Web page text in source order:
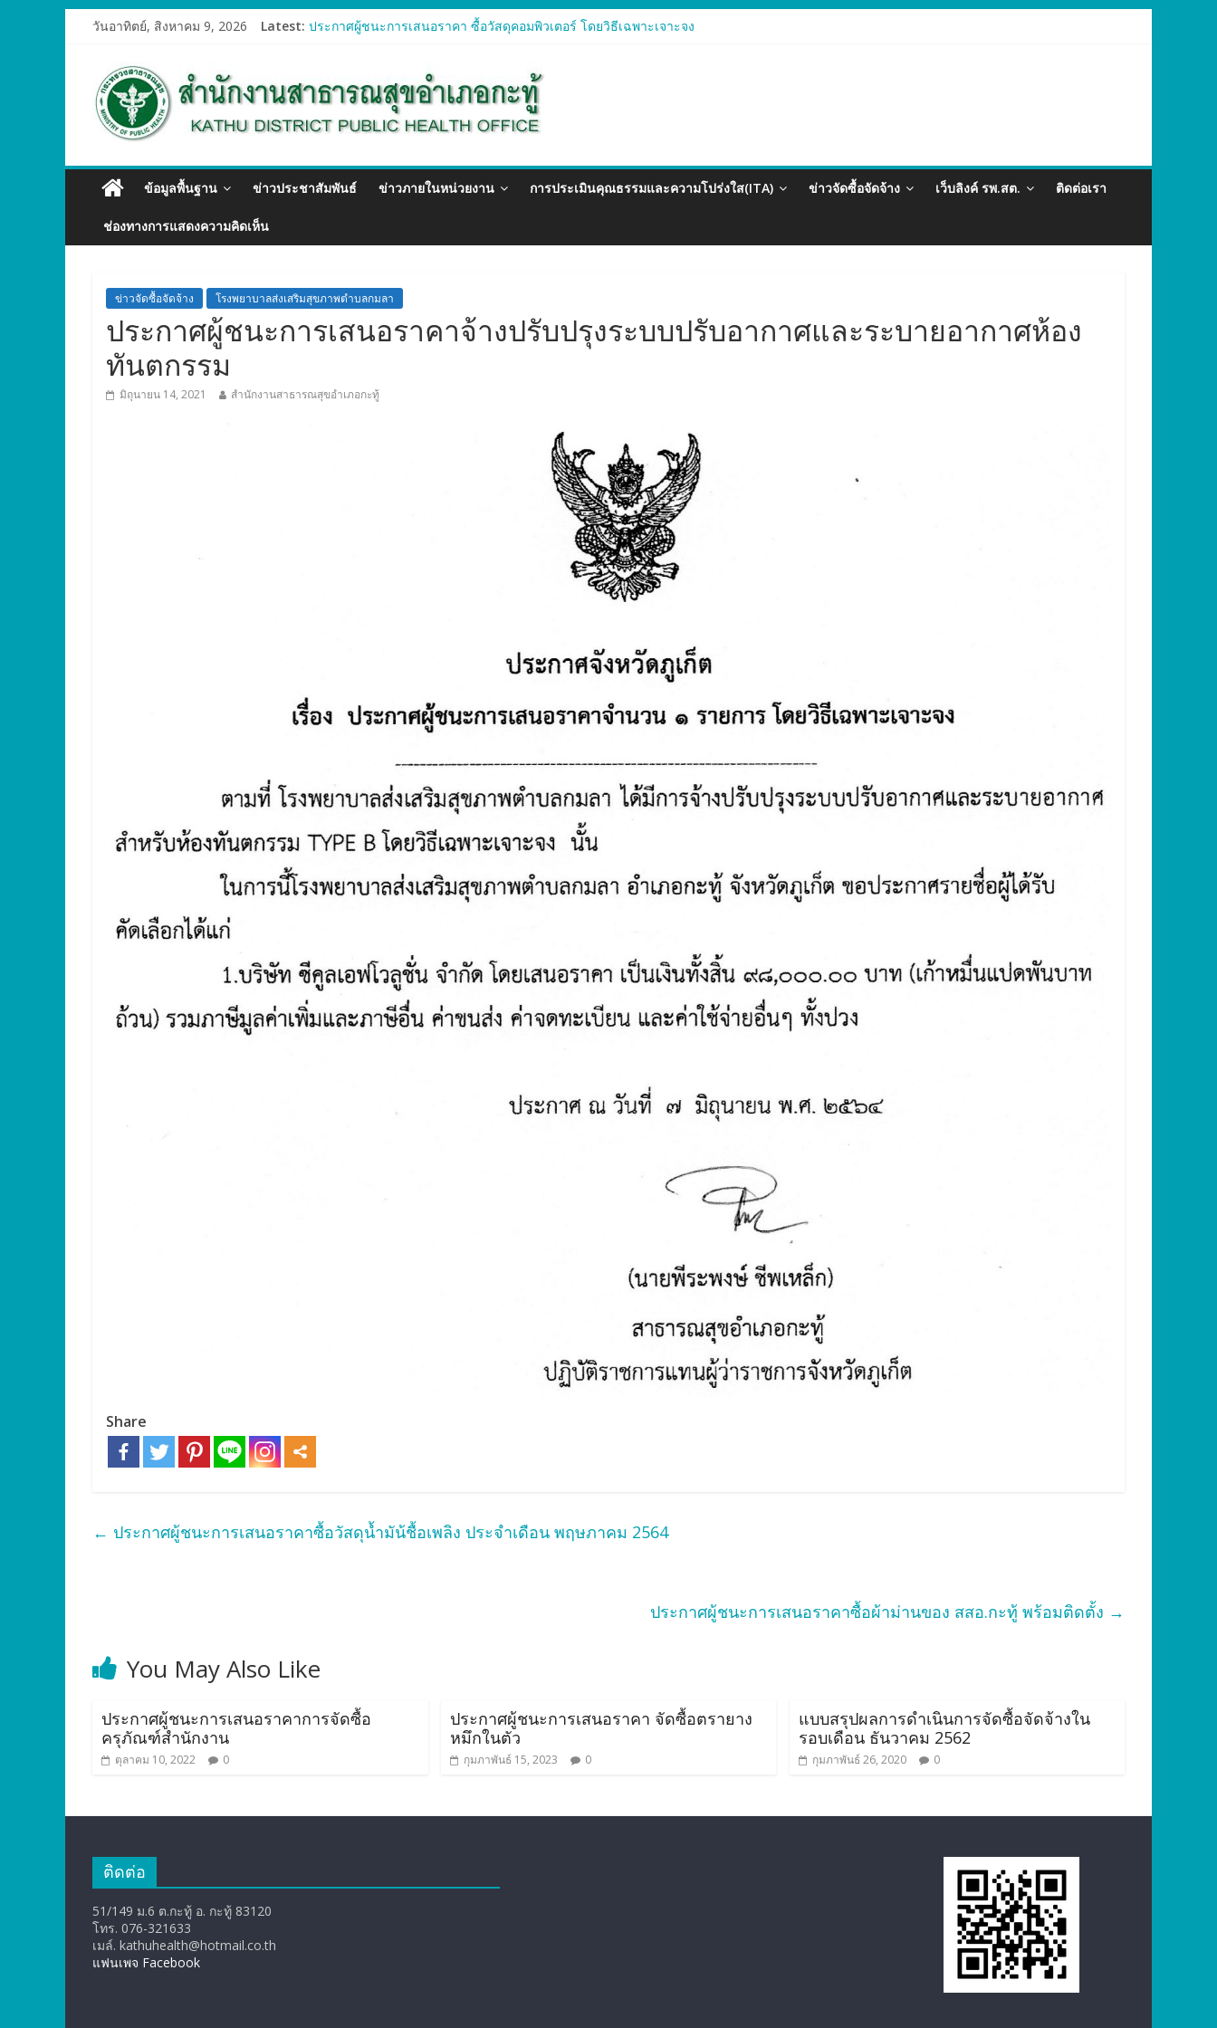
วันอาทิตย์, สิงหาคม 9, 2026 Latest:
ประกาศผู้ชนะการเสนอราคา ซื้อวัสดุสำนักงาน โดยวิธีเฉพาะเจาะจง
ประกาศผู้ชนะการเสนอราคา ซื้อวัสดุคอมพิวเตอร์ โดยวิธีเฉพาะเจาะจง
ประกาศผู้ชนะการเสนอราคา ซื้อวัสดุสำนักงาน โดยวิธีเฉพาะเจาะจง
ประกาศผู้ชนะการเสนอรา ซื้อวัสดุงานบ้านงานครัว โดยวิธีเฉพาะเจาะจง
ข้อมูลพื้นฐาน ข่าวประชาสัมพันธ์ ข่าวภายในหน่วยงาน การประเมินคุณธรรมและความโปร่งใส(ITA) ข่าวจัดซื้อจัดจ้าง เว็บลิงค์ รพ.สต. ติดต่อเรา
ช่องทางการแสดงความคิดเห็น
ข่าวจัดซื้อจัดจ้าง โรงพยาบาลส่งเสริมสุขภาพตำบลกมลา
ประกาศผู้ชนะการเสนอราคาจ้างปรับปรุงระบบปรับอากาศและระบายอากาศห้อง
ทันตกรรม
มิถุนายน 14, 2021 สำนักงานสาธารณสุขอำเภอกะทู้
Share
← ประกาศผู้ชนะการเสนอราคาซื้อวัสดุน้ำมัน้ชื้อเพลิง ประจำเดือน พฤษภาคม 2564
ประกาศผู้ชนะการเสนอราคาซื้อผ้าม่านของ สสอ.กะทู้ พร้อมติดตั้ง →
You May Also Like
ประกาศผู้ชนะการเสนอราคาการจัดซื้อ
ครุภัณฑ์สำนักงาน
ตุลาคม 10, 2022 0
ประกาศผู้ชนะการเสนอราคา จัดซื้อตรายาง
หมึกในตัว
กุมภาพันธ์ 15, 2023 0
แบบสรุปผลการดำเนินการจัดซื้อจัดจ้างใน
รอบเดือน ธันวาคม 2562
กุมภาพันธ์ 26, 2020 0
ติดต่อ
51/149 ม.6 ต.กะทู้ อ. กะทู้ 83120
โทร. 076-321633
เมล์. kathuhealth@hotmail.co.th
แฟนเพจ Facebook